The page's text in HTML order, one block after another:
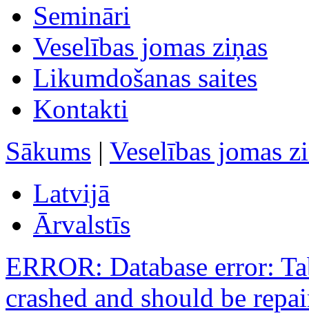
Semināri
Veselības jomas ziņas
Likumdošanas saites
Kontakti
Sākums | Veselības jomas
Latvijā
Ārvalstīs
ERROR: Database error:
crashed and should be